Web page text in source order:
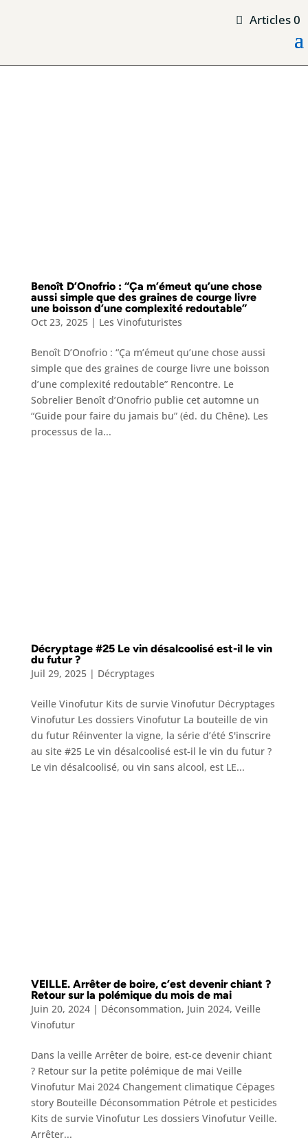
Articles 0
Benoît D’Onofrio : “Ça m’émeut qu’une chose
aussi simple que des graines de courge livre
une boisson d’une complexité redoutable”
Oct 23, 2025| Les Vinofuturistes
Benoît D’Onofrio : “Ça m’émeut qu’une chose aussi
simple que des graines de courge livre une boisson
d’une complexité redoutable” Rencontre. Le
Sobrelier Benoît d’Onofrio publie cet automne un
“Guide pour faire du jamais bu” (éd. du Chêne). Les
processus de la...
Décryptage #25 Le vin désalcoolisé est-il le vin
du futur ?
Juil 29, 2025| Décryptages
Veille Vinofutur Kits de survie Vinofutur Décryptages
Vinofutur Les dossiers Vinofutur La bouteille de vin
du futur Réinventer la vigne, la série d’été S'inscrire
au site #25 Le vin désalcoolisé est-il le vin du futur ?
Le vin désalcoolisé, ou vin sans alcool, est LE...
VEILLE. Arrêter de boire, c’est devenir chiant ?
Retour sur la polémique du mois de mai
Juin 20, 2024| Déconsommation, Juin 2024, Veille
Vinofutur
Dans la veille Arrêter de boire, est-ce devenir chiant
? Retour sur la petite polémique de mai Veille
Vinofutur Mai 2024 Changement climatique Cépages
story Bouteille Déconsommation Pétrole et pesticides
Kits de survie Vinofutur Les dossiers Vinofutur Veille.
Arrêter...